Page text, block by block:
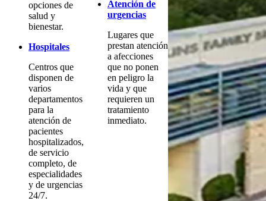
opciones de
salud y
bienestar.
Hospitales
Centros que
disponen de
varios
departamentos
para la
atención de
pacientes
hospitalizados,
de servicio
completo, de
especialidades
y de urgencias
24/7.
Atención de
urgencias
Lugares que
prestan atención
a afecciones
que no ponen
en peligro la
vida y que
requieren un
tratamiento
inmediato.